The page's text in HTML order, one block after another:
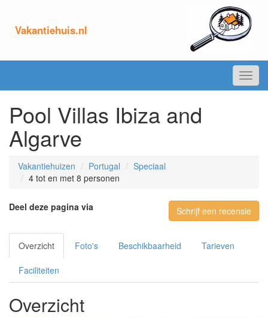
Vakantiehuis.nl
Pool Villas Ibiza and
Algarve
Vakantiehuizen Portugal
Speciaal
4 tot en met 8 personen
Deel deze pagina via Schrijf een recensie
Overzicht Foto's Beschikbaarheid Tarieven
Faciliteiten
Overzicht